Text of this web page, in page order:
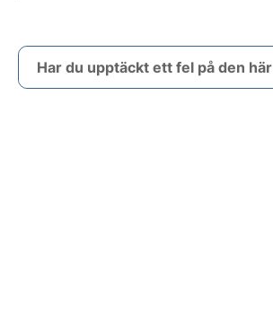
Har du upptäckt ett fel på den